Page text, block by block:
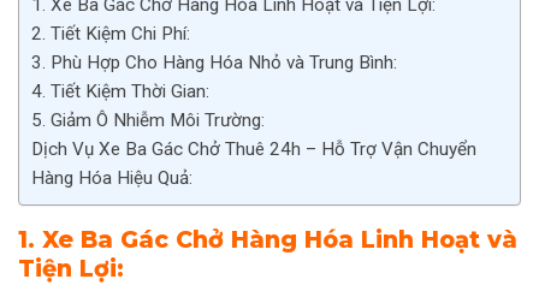
1. Xe Ba Gác Chở Hàng Hóa Linh Hoạt và Tiện Lợi:
2. Tiết Kiệm Chi Phí:
3. Phù Hợp Cho Hàng Hóa Nhỏ và Trung Bình:
4. Tiết Kiệm Thời Gian:
5. Giảm Ô Nhiễm Môi Trường:
Dịch Vụ Xe Ba Gác Chở Thuê 24h – Hỗ Trợ Vận Chuyển
Hàng Hóa Hiệu Quả:
1. Xe Ba Gác Chở Hàng Hóa Linh Hoạt và
Tiện Lợi: